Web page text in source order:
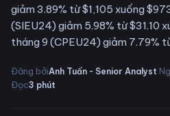
giảm 3.89% từ $1,105 xuống
(SIEU24) giảm 5.98% từ $31.10
tháng 9 (CPEU24) giảm 7.79%
Đăng bởiAnh Tuấn - Senior Analyst·
Đọc3 phút